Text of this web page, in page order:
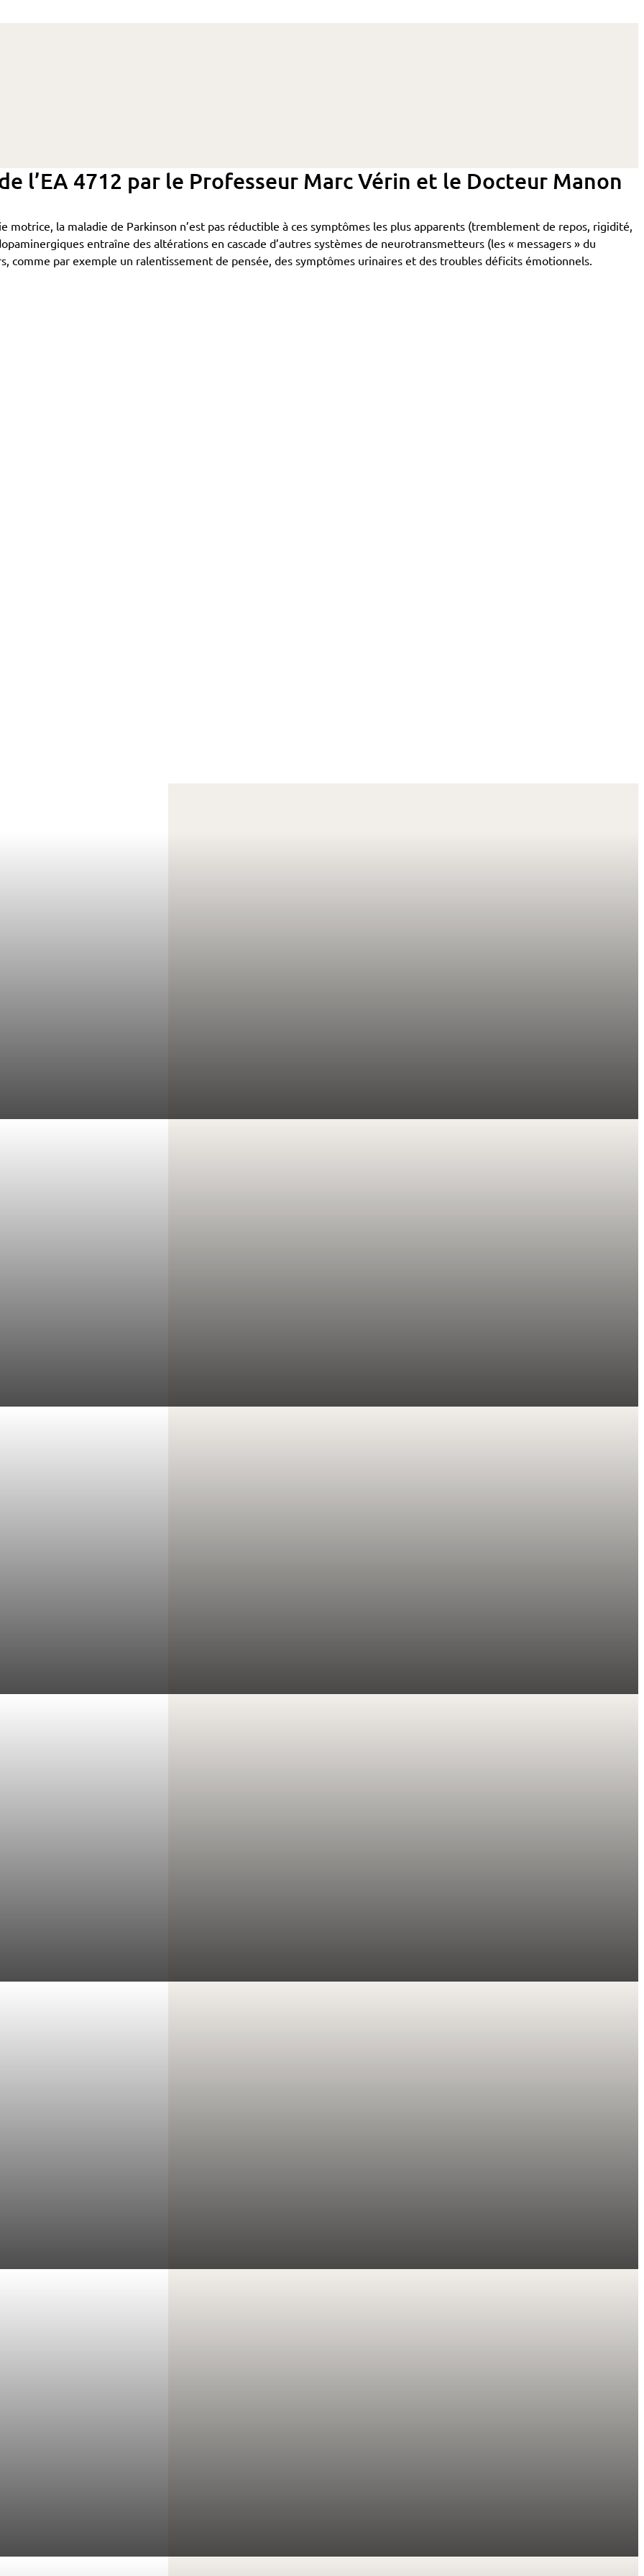
l’EA 4712 par le Professeur Marc Vérin et le Docteur Manon
la maladie de Parkinson n’est pas réductible à ces symptômes les plus apparents (tremblement de repos, rigidité,
entraîne des altérations en cascade d’autres systèmes de neurotransmetteurs (les « messagers » du
comme par exemple un ralentissement de pensée, des symptômes urinaires et des troubles déficits émotionnels.